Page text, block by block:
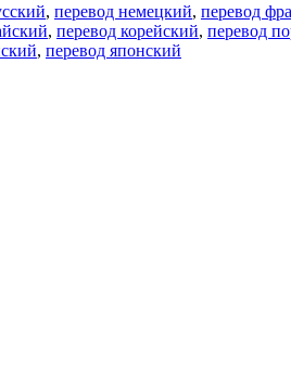
, перевод немецкий, перевод
, перевод корейский, перевод
, перевод японский